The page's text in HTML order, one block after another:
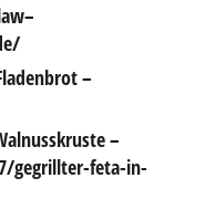
–
–
–
gegrillter-feta-in-